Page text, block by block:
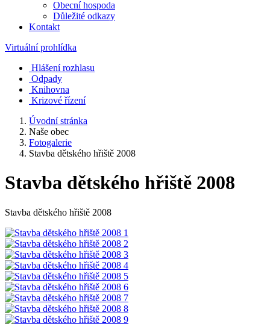
Obecní hospoda
Důležité odkazy
Kontakt
Virtuální prohlídka
Hlášení rozhlasu
Odpady
Knihovna
Krizové řízení
Úvodní stránka
Naše obec
Fotogalerie
Stavba dětského hřiště 2008
Stavba dětského hřiště 2008
Stavba dětského hřiště 2008